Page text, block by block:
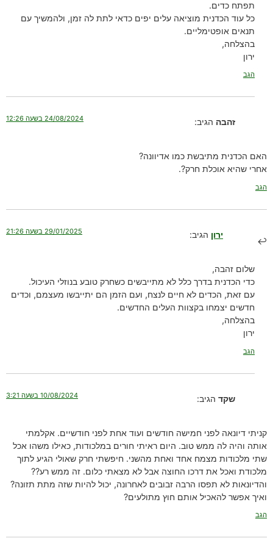
תפתח כדים.
כל עוד הכדנית מוציאה עלים יפים כדאי לתת לה זמן, ולהמשיך עם
תנאים אופטימליים.
בהצלחה,
ירון
הגב
זהבה הגיב: 24/08/2024 בשעה 12:26
האם הכדנית מתיבשת כמו אדיוונה?
אחרי שהיא אוכלת חרק?.
הגב
ירון הגיב: 29/01/2025 בשעה 21:26
שלום זהבה,
כדי הכדנית בדרך כלל לא מתייבשים כשחרק טובע בנוזלי העיכול.
עם זאת, הכדים לא חיים לנצח, ועם הזמן הם יתייבשו מעצמם, וכדים
חדשים יצמחו בקצוות העלים החדשים.
בהצלחה,
ירון
הגב
שקד הגיב: 10/08/2024 בשעה 3:21
קניתי דיונאה לפני חמישה חודשים ועוד אחת לפני חודשיים. אקלמתי
אותה והיה לה ממש טוב. היום ראיתי חורים במלכודות, כאילו משהו אכל
שתי מלכודות מצמח אחד ואחת מהשני. חיפשתי חרק שאולי הגיע לתוך
מלכודת ואכל את דרכו החוצה אבל לא מצאתי כלום. זה ממש רע??
והדיונאות לא תפסו הרבה זבובים לאחרונה, יכול להיות שזה מתת תזונה?
ואיך אפשר להאכיל אותם חוץ מתולעים?
הגב